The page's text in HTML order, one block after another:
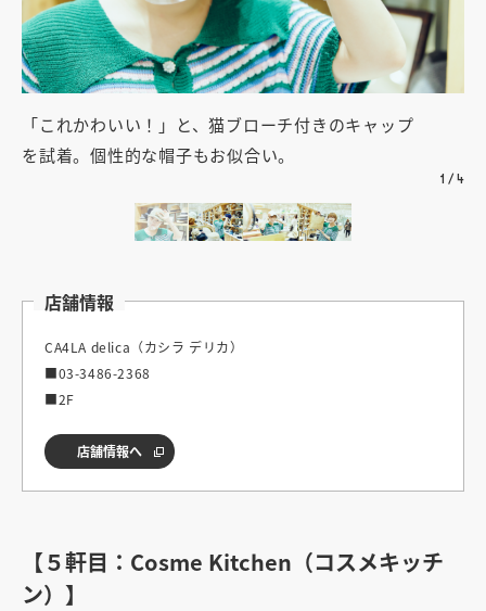
「これかわいい！」と、猫ブローチ付きのキャップ
を試着。個性的な帽子もお似合い。
1 / 4
店舗情報
CA4LA delica（カシラ デリカ）
■03-3486-2368
■2F
店舗情報へ
【５軒目：Cosme Kitchen（コスメキッチ
ン）】